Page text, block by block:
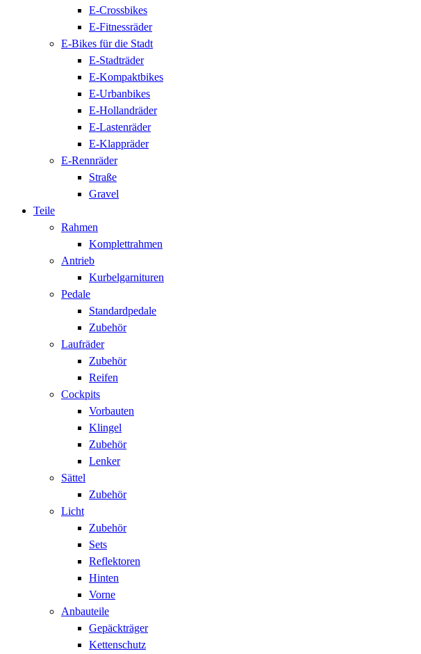
E-Crossbikes
E-Fitnessräder
E-Bikes für die Stadt
E-Stadträder
E-Kompaktbikes
E-Urbanbikes
E-Hollandräder
E-Lastenräder
E-Klappräder
E-Rennräder
Straße
Gravel
Teile
Rahmen
Komplettrahmen
Antrieb
Kurbelgarnituren
Pedale
Standardpedale
Zubehör
Laufräder
Zubehör
Reifen
Cockpits
Vorbauten
Klingel
Zubehör
Lenker
Sättel
Zubehör
Licht
Zubehör
Sets
Reflektoren
Hinten
Vorne
Anbauteile
Gepäckträger
Kettenschutz